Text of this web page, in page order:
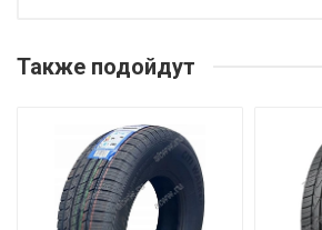
WindForce Advanfors UHP 205/
WindForce Advanfors UHP 225/
WindForce Advanfors UHP 235/
Также подойдут